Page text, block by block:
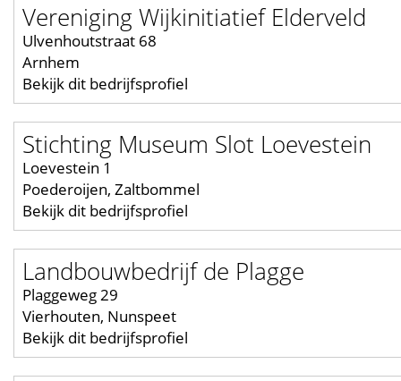
Vereniging Wijkinitiatief Elderveld
Ulvenhoutstraat 68
Arnhem
Bekijk dit bedrijfsprofiel
Stichting Museum Slot Loevestein
Loevestein 1
Poederoijen, Zaltbommel
Bekijk dit bedrijfsprofiel
Landbouwbedrijf de Plagge
Plaggeweg 29
Vierhouten, Nunspeet
Bekijk dit bedrijfsprofiel